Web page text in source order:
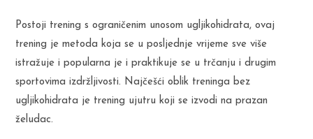
Postoji trening s ograničenim unosom ugljikohidrata, ovaj
trening je metoda koja se u posljednje vrijeme sve više
istražuje i popularna je i praktikuje se u trčanju i drugim
sportovima izdržljivosti. Najčešći oblik treninga bez
ugljikohidrata je trening ujutru koji se izvodi na prazan
želudac.